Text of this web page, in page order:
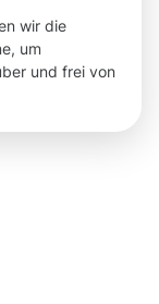
wir die
um
und frei von